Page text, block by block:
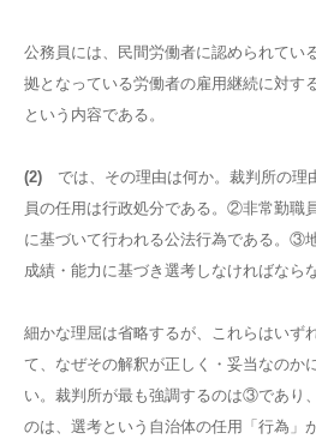
公務員には、民間労働者に認められてい
拠となっている労働者の雇用継続に対す
という内容である。
(2) では、その理由は何か。裁判所の
員の任用は行政処分である。②非常勤職
に基づいて行われる公法行為である。③
成績・能力に基づき選考しなければなら
細かな理屈は省略するが、これらはいず
て、なぜその解釈が正しく・妥当なのか
い。裁判所が最も強調するのは③であり
のは、選考という自治体の任用「行為」